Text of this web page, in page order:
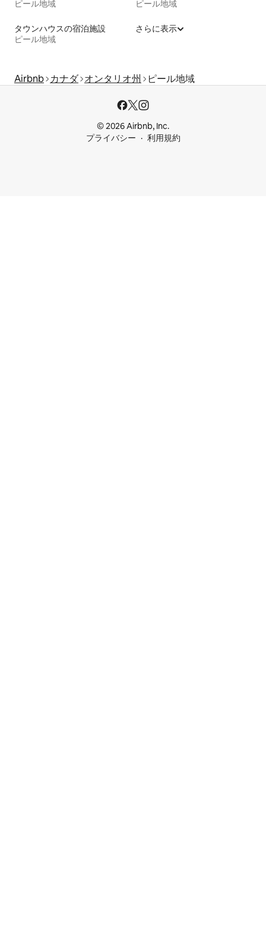
ピール地域 ピール地域
タウンハウスの宿泊施設
ピール地域
さらに表示
Airbnb カナダ オンタリオ州 ピール地域
© 2026 Airbnb, Inc.
プライバシー
利用規約